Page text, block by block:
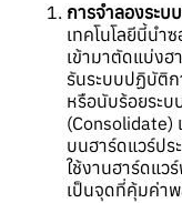
การจำลองระ
เทคโนโลยีนี้นำ
เข้ามาตัดแบ่งฮ
รันระบบปฏิบัติ
หรือนับร้อยระบ
(Consolidate)
บนฮาร์ดแวร์ปร
ใช้งานฮาร์ดแว
เป็นจุดที่คุ้มค่า